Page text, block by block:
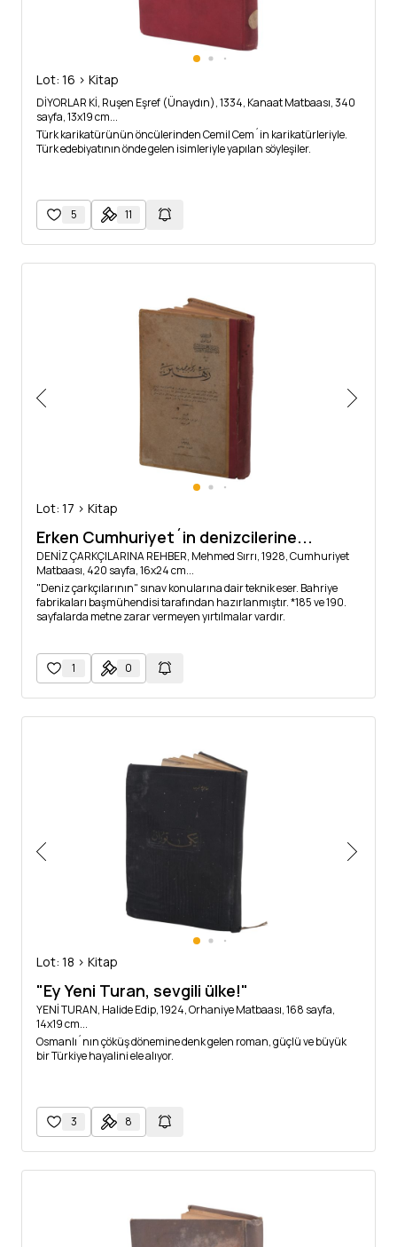
Lot: 16 > Kitap
DİYORLAR Kİ, Ruşen Eşref (Ünaydın), 1334, Kanaat Matbaası, 340
sayfa, 13x19 cm...
Türk karikatürünün öncülerinden Cemil Cem´in karikatürleriyle.
Türk edebiyatının önde gelen isimleriyle yapılan söyleşiler.
5 11
Lot: 17 > Kitap
Erken Cumhuriyet´in denizcilerine...
DENİZ ÇARKÇILARINA REHBER, Mehmed Sırrı, 1928, Cumhuriyet
Matbaası, 420 sayfa, 16x24 cm...
"Deniz çarkçılarının" sınav konularına dair teknik eser. Bahriye
fabrikaları başmühendisi tarafından hazırlanmıştır. *185 ve 190.
sayfalarda metne zarar vermeyen yırtılmalar vardır.
1 0
Lot: 18 > Kitap
"Ey Yeni Turan, sevgili ülke!"
YENİ TURAN, Halide Edip, 1924, Orhaniye Matbaası, 168 sayfa,
14x19 cm...
Osmanlı´nın çöküş dönemine denk gelen roman, güçlü ve büyük
bir Türkiye hayalini ele alıyor.
3 8